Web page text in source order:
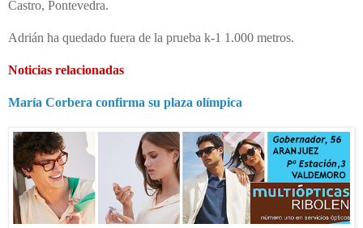
Castro, Pontevedra.
Adrián ha quedado fuera de la prueba k-1 1.000 metros.
Noticias relacionadas
María Corbera confirma su plaza olímpica